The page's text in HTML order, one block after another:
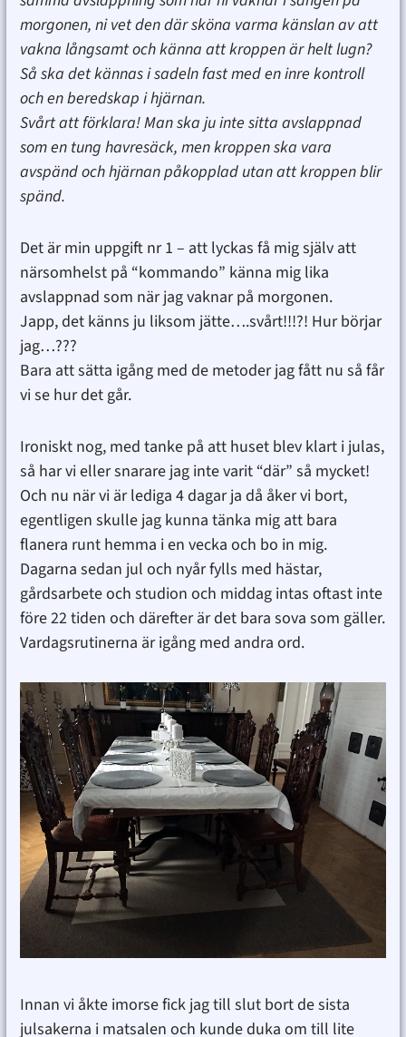
morgonen, ni vet den där sköna varma känslan av att
vakna långsamt och känna att kroppen är helt lugn?
Så ska det kännas i sadeln fast med en inre kontroll
och en beredskap i hjärnan.
Svårt att förklara! Man ska ju inte sitta avslappnad
som en tung havresäck, men kroppen ska vara
avspänd och hjärnan påkopplad utan att kroppen blir
spänd.
Det är min uppgift nr 1 – att lyckas få mig själv att
närsomhelst på “kommando” känna mig lika
avslappnad som när jag vaknar på morgonen.
Japp, det känns ju liksom jätte….svårt!!!?! Hur börjar
jag…???
Bara att sätta igång med de metoder jag fått nu så får
vi se hur det går.
Ironiskt nog, med tanke på att huset blev klart i julas,
så har vi eller snarare jag inte varit “där” så mycket!
Och nu när vi är lediga 4 dagar ja då åker vi bort,
egentligen skulle jag kunna tänka mig att bara
flanera runt hemma i en vecka och bo in mig.
Dagarna sedan jul och nyår fylls med hästar,
gårdsarbete och studion och middag intas oftast inte
före 22 tiden och därefter är det bara sova som gäller.
Vardagsrutinerna är igång med andra ord.
Innan vi åkte imorse fick jag till slut bort de sista
julsakerna i matsalen och kunde duka om till lite